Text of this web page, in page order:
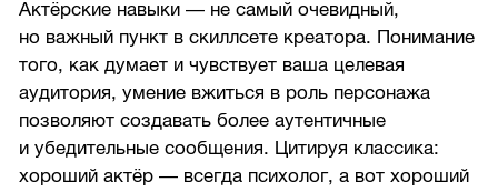
Актёрские навыки — не самый очевидный,
но важный пункт в скиллсете креатора. Понимание
того, как думает и чувствует ваша целевая
аудитория, умение вжиться в роль персонажа
позволяют создавать более аутентичные
и убедительные сообщения. Цитируя классика:
хороший актёр — всегда психолог, а вот хороший